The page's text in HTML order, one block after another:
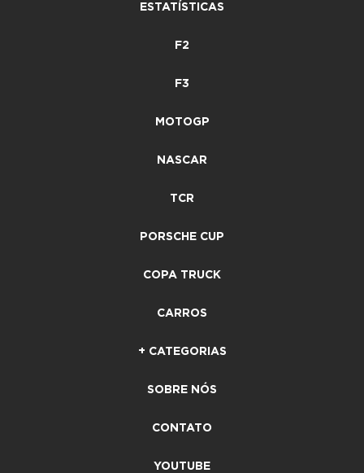
ESTATÍSTICAS
F2
F3
MOTOGP
NASCAR
TCR
PORSCHE CUP
COPA TRUCK
CARROS
+ CATEGORIAS
SOBRE NÓS
CONTATO
YOUTUBE